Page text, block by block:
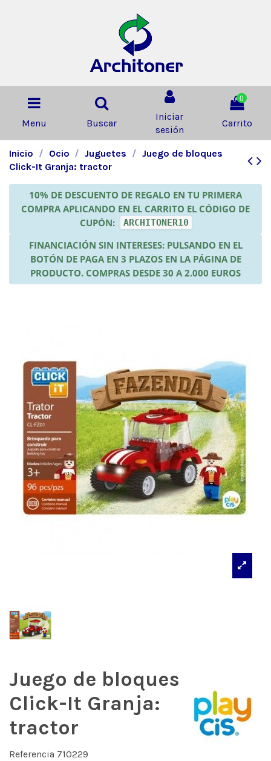
Menu Buscar
Iniciar
sesión
0
Carrito
Inicio Ocio Juguetes
Juego de bloques
Click-It Granja: tractor
10% DE DESCUENTO DE REGALO EN TU PRIMERA
COMPRA APLICANDO EN EL CARRITO EL CÓDIGO DE
CUPÓN:
ARCHITONER10
FINANCIACIÓN SIN INTERESES: PULSANDO EN EL
BOTÓN DE PAGA EN 3 PLAZOS EN LA PÁGINA DE
PRODUCTO. COMPRAS DESDE 30 A 2.000 EUROS
Juego de bloques
Click-It Granja:
tractor
Referencia 710229